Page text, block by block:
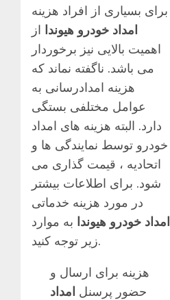
برای بسیاری از افراد هزینه
امداد خودرو هیوندا از
اهمیت بالایی نیز برخوردار
می باشد. ناگفته نماند که
هزینه امدادرسانی به
عوامل مختلفی بستگی
دارد. البته هزینه های امداد
خودرو توسط نمایندگی ها و
اتحادیه ، قیمت گذاری می
شود. برای اطلاعات بیشتر
در مورد هزینه خدماتی
امداد خودرو هیوندا به موارد
زیر توجه کنید.
هزینه برای ارسال و
حضور پرسنل امداد